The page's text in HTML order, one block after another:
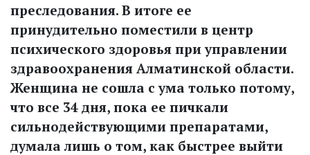
преследования. В итоге ее
принудительно помес­тили в центр
психического здоровья при управлении
здравоохранения Алматинской области.
Женщина не сошла с ума только потому,
что все 34 дня, пока ее пичкали
сильнодействующими препаратами,
думала лишь о том, как быстрее выйти